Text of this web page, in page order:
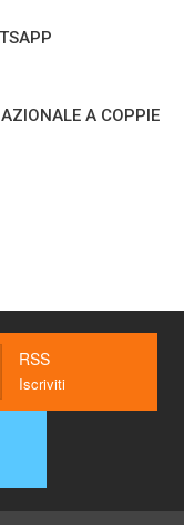
A COPPIE
RSS
Iscriviti